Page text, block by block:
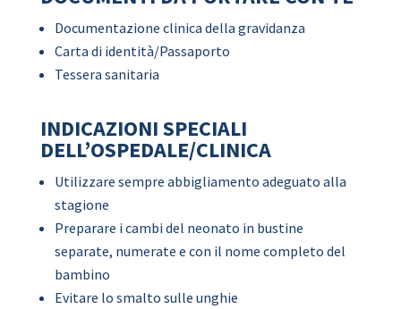
Documentazione clinica della gravidanza
Carta di identità/Passaporto
Tessera sanitaria
INDICAZIONI SPECIALI
DELL’OSPEDALE/CLINICA
Utilizzare sempre abbigliamento adeguato alla
stagione
Preparare i cambi del neonato in bustine
separate, numerate e con il nome completo del
bambino
Evitare lo smalto sulle unghie